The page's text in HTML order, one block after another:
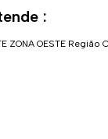
:
ZONA OESTE Região